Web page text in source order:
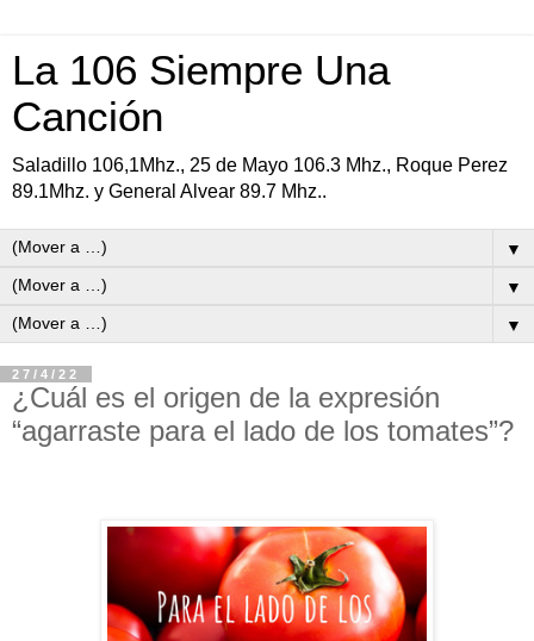
La 106 Siempre Una
Canción
Saladillo 106,1Mhz., 25 de Mayo 106.3 Mhz., Roque Perez
89.1Mhz. y General Alvear 89.7 Mhz..
▼
▼
▼
27/4/22
¿Cuál es el origen de la expresión
“agarraste para el lado de los tomates”?